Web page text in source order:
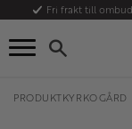
Meny
Fri frakt till
PRODUKTKYRKOGÅRD